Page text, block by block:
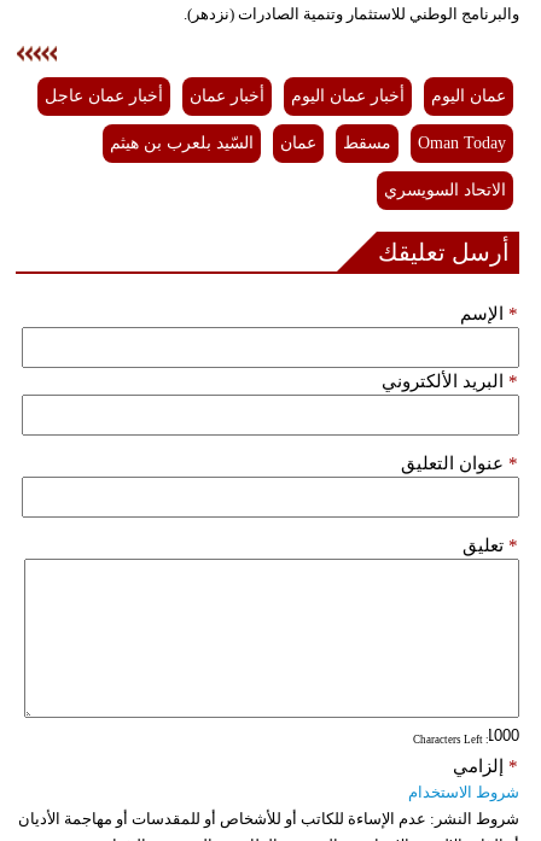
والبرنامج الوطني للاستثمار وتنمية الصادرات (نزدهر).
عمان اليوم أخبار عمان اليوم أخبار عمان أخبار عمان عاجل
Oman Today مسقط عمان السّيد بلعرب بن هيثم
الاتحاد السويسري
أرسل تعليقك
الإسم *
البريد الألكتروني *
عنوان التعليق *
تعليق *
: Characters Left
إلزامي *
شروط الاستخدام
شروط النشر: عدم الإساءة للكاتب أو للأشخاص أو للمقدسات أو مهاجمة الأديان